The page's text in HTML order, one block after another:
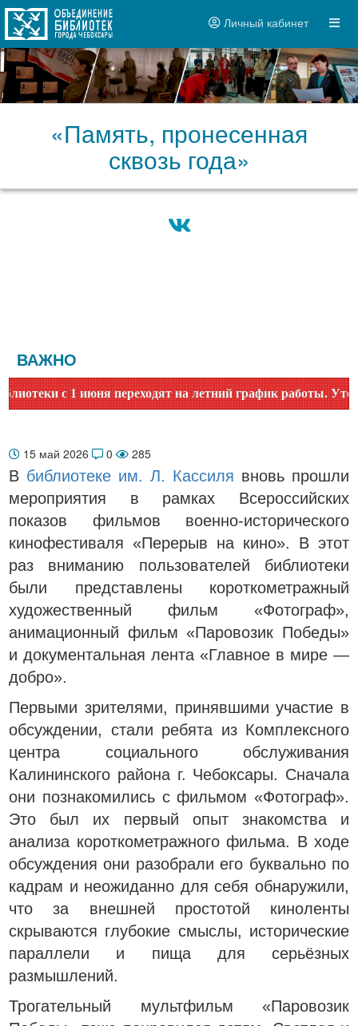
Личный кабинет
«Память, пронесенная
сквозь года»
ВАЖНО
1 июня переходят на летний график работы. Уточняйте
15 май 2026 0 285
В библиотеке им. Л. Кассиля вновь прошли
мероприятия в рамках Всероссийских
показов фильмов военно-исторического
кинофестиваля «Перерыв на кино». В этот
раз вниманию пользователей библиотеки
были представлены короткометражный
художественный фильм «Фотограф»,
анимационный фильм «Паровозик Победы»
и документальная лента «Главное в мире —
добро».
Первыми зрителями, принявшими участие в
обсуждении, стали ребята из Комплексного
центра социального обслуживания
Калининского района г. Чебоксары. Сначала
они познакомились с фильмом «Фотограф».
Это был их первый опыт знакомства и
анализа короткометражного фильма. В ходе
обсуждения они разобрали его буквально по
кадрам и неожиданно для себя обнаружили,
что за внешней простотой киноленты
скрываются глубокие смыслы, исторические
параллели и пища для серьёзных
размышлений.
Трогательный мультфильм «Паровозик